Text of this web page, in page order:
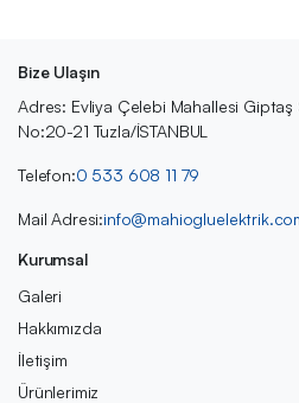
Bize Ulaşın
Adres: Evliya Çelebi Mahallesi
No:20-21 Tuzla/İSTANBUL
Telefon:0 533 608 11 79
Mail Adresi:
Kurumsal
Galeri
Hakkımızda
İletişim
Ürünlerimiz